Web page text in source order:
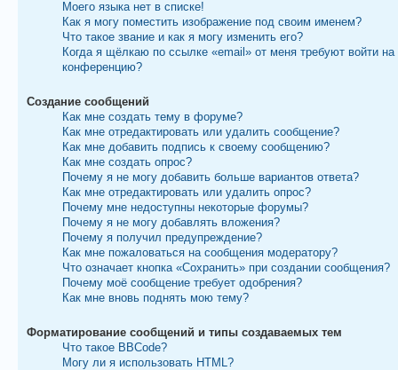
Моего языка нет в списке!
Как я могу поместить изображение под своим именем?
Что такое звание и как я могу изменить его?
Когда я щёлкаю по ссылке «email» от меня требуют войти на
конференцию?
Создание сообщений
Как мне создать тему в форуме?
Как мне отредактировать или удалить сообщение?
Как мне добавить подпись к своему сообщению?
Как мне создать опрос?
Почему я не могу добавить больше вариантов ответа?
Как мне отредактировать или удалить опрос?
Почему мне недоступны некоторые форумы?
Почему я не могу добавлять вложения?
Почему я получил предупреждение?
Как мне пожаловаться на сообщения модератору?
Что означает кнопка «Сохранить» при создании сообщения?
Почему моё сообщение требует одобрения?
Как мне вновь поднять мою тему?
Форматирование сообщений и типы создаваемых тем
Что такое BBCode?
Могу ли я использовать HTML?